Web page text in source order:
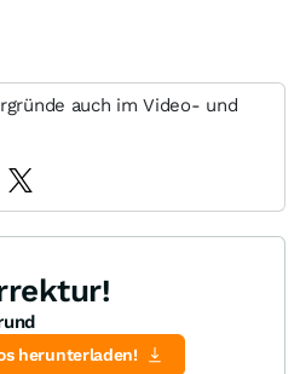
auch im Video- und
herunterladen!